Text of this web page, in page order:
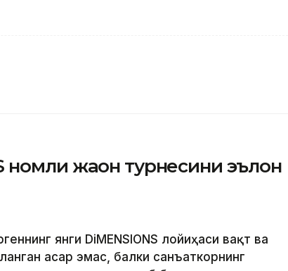
жаҳон турнесини эълон
янги DiMENSIONS лойиҳаси вақт ва
асар эмас, балки санъаткорнинг